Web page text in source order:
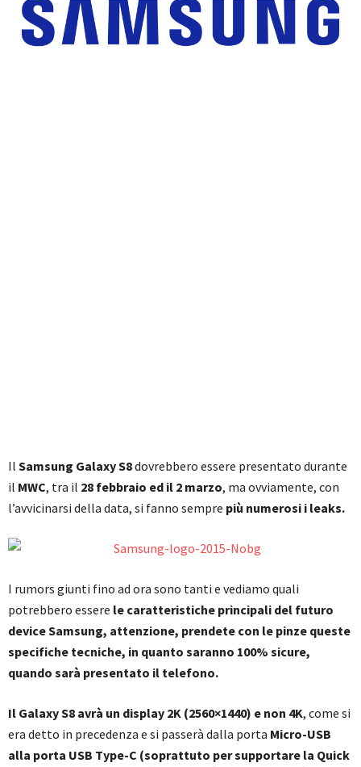
Il Samsung Galaxy S8dovrebbero essere presentato durante
il MWC, tra il 28 febbraio ed il 2 marzo, ma ovviamente, con
l’avvicinarsi della data, si fanno sempre più numerosi i leaks.
I rumors giunti fino ad ora sono tanti e vediamo quali
potrebbero essere le caratteristiche principali del futuro
device Samsung, attenzione, prendete con le pinze queste
specifiche tecniche, in quanto saranno 100% sicure,
quando sarà presentato il telefono.
Il Galaxy S8 avrà un display 2K (2560×1440) e non 4K, come si
era detto in precedenza e si passerà dalla porta Micro-USB
alla porta USB Type-C (soprattuto per supportare la Quick